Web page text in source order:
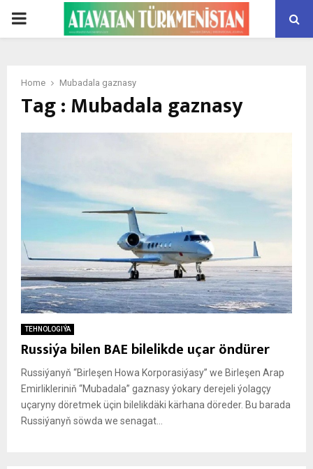
PRIMARY
Home Mubadala gaznasy
Tag : Mubadala gaznasy
TEHNOLOGIÝA
Russiýa bilen BAE bilelikde uçar öndürer
Russiýanyň “Birleşen Howa Korporasiýasy” we Birleşen Arap
Emirlikleriniň “Mubadala” gaznasy ýokary derejeli ýolagçy
uçaryny döretmek üçin bilelikdäki kärhana döreder. Bu barada
Russiýanyň söwda we senagat...